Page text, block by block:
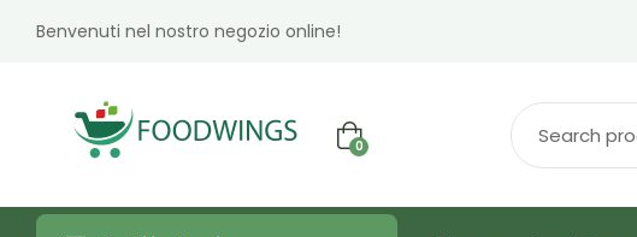
Benvenuti nel nostro negozio online!
0